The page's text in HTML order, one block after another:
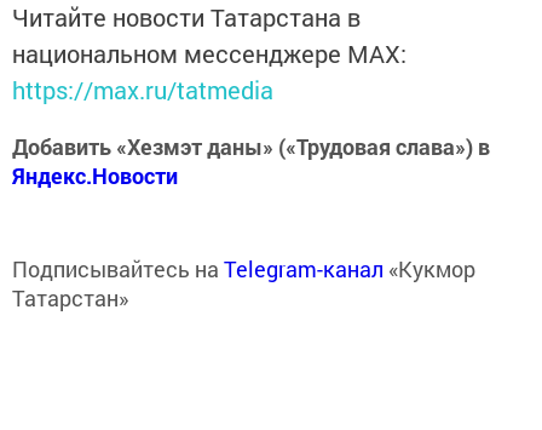
Читайте новости Татарстана в
национальном мессенджере MАХ:
https://max.ru/tatmedia
Добавить «Хезмэт даны» («Трудовая слава») в
Яндекс.Новости
Подписывайтесь на Telegram-канал «Кукмор
Татарстан»